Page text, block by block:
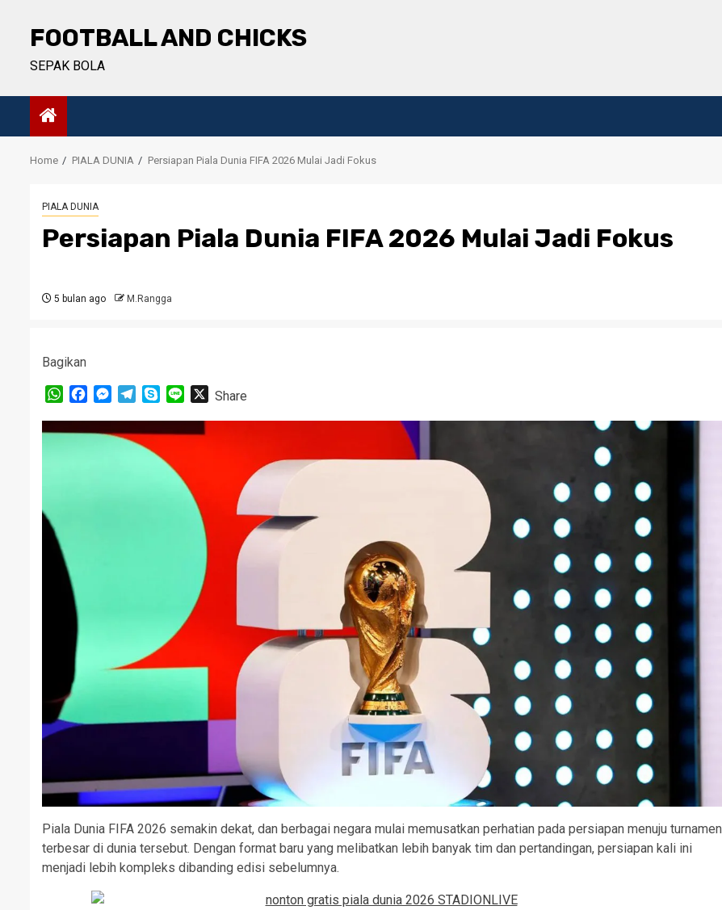
contentFOOTBALL AND CHICKS
SEPAK BOLA
Home PIALA DUNIA Persiapan Piala Dunia FIFA 2026 Mulai Jadi Fokus
PIALA DUNIA
Persiapan Piala Dunia FIFA 2026 Mulai Jadi Fokus
5 bulan ago M.Rangga
Bagikan
WhatsApp
FacebookMessenger
TelegramSkypeLine XShare
Piala Dunia FIFA 2026 semakin dekat, dan berbagai negara mulai memusatkan perhatian pada persiapan menuju turnamen
terbesar di dunia tersebut. Dengan format baru yang melibatkan lebih banyak tim dan pertandingan, persiapan kali ini
menjadi lebih kompleks dibanding edisi sebelumnya.